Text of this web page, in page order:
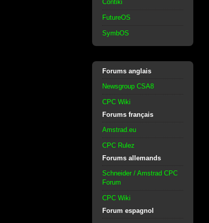
Contiki
FutureOS
SymbOS
Forums anglais
Newsgroup CSA8
CPC Wiki
Forums français
Amstrad.eu
CPC Rulez
Forums allemands
Schneider / Amstrad CPC
Forum
CPC Wiki
Forum espagnol